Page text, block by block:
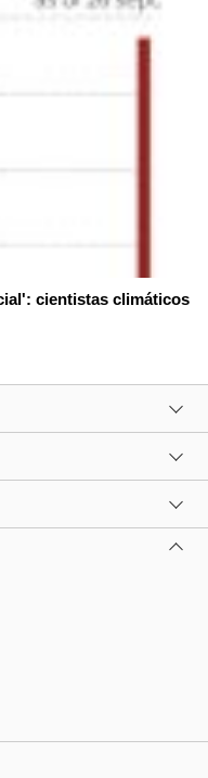
cientistas climáticos